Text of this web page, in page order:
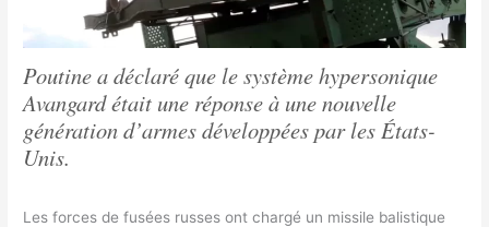
Poutine a déclaré que le système hypersonique
Avangard était une réponse à une nouvelle
génération d’armes développées par les États-
Unis.
Les forces de fusées russes ont chargé un missile balistique